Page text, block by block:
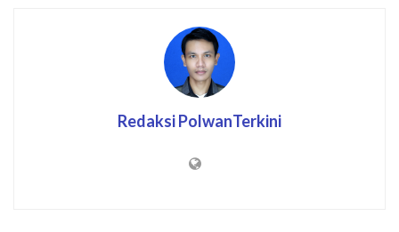
Redaksi PolwanTerkini